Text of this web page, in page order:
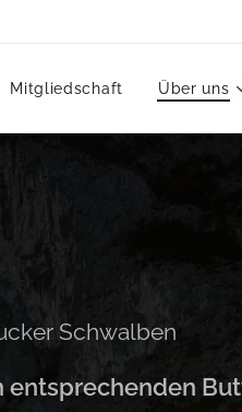
Mitgliedschaft Über uns
Schwalben
entsprechenden